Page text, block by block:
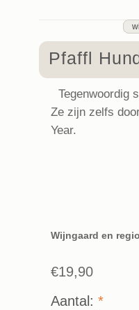
Pfaffl
Tegenwoordig
Ze zijn zelfs
Year.
Wijngaard en regio
€19,90
Aantal: *